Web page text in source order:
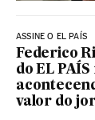
ASSINE O EL PAÍS
Federico
do EL
valor do